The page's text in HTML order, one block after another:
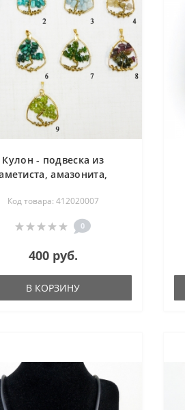
Кулон - подвеска из
амазонита,
граната, малахита,
турмалина,
- Дерево жизни
Код товара: 412020007
0
400 руб.
В КОРЗИНУ